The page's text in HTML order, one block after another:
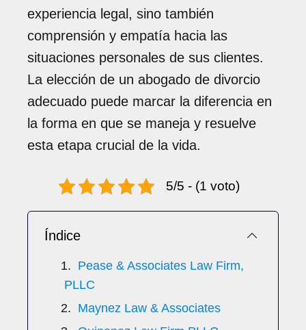
experiencia legal, sino también
comprensión y empatía hacia las
situaciones personales de sus clientes.
La elección de un abogado de divorcio
adecuado puede marcar la diferencia en
la forma en que se maneja y resuelve
esta etapa crucial de la vida.
5/5 - (1 voto)
Índice
Pease & Associates Law Firm,
PLLC
Maynez Law & Associates